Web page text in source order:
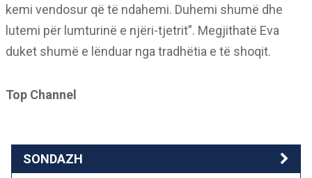
kemi vendosur që të ndahemi. Duhemi shumë dhe
lutemi për lumturinë e njëri-tjetrit”. Megjithatë Eva
duket shumë e lënduar nga tradhëtia e të shoqit.
Top Channel
SONDAZH